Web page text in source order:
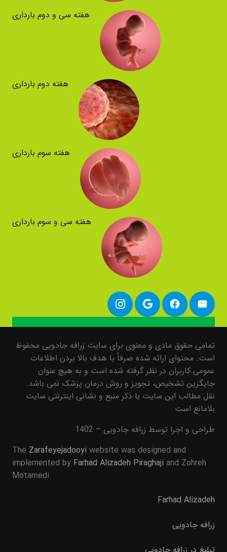
هفته سی و دوم بارداری
هفته دوم بارداری
هفته سوم بارداری
هفته سی و سوم بارداری
تمامی حقوق مادی و معنوی برای سایت زرافه جادویی محفوظ
است. محتوای ارائه شده صرفاً با هدف بالا بردن اطلاعات
عمومی کاربران در نظر گرفته شده است و به هیچ عنوان
جایگزین تشخیص، تجویز و روش درمان پزشک نمی باشد.
نقل مطالب این سایت با ذکر منبع و نشانی اینترنتی سایت
بلامانع است
طراحی و اجرا توسط زرافه جادویی – 1402
The Zarafeyejadooyi website was designed and
implemented by Farhad Alizadeh Piraghaji and Zohreh
Motamedi
Farhad Alizadeh
زرافه جادویی